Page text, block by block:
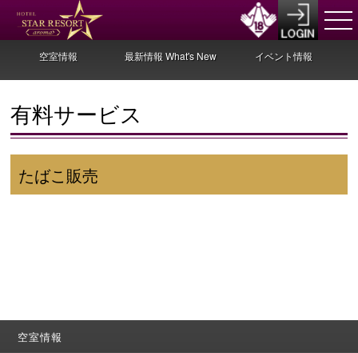
空室情報 最新情報 What's New イベント情報
有料サービス
たばこ販売
空室情報